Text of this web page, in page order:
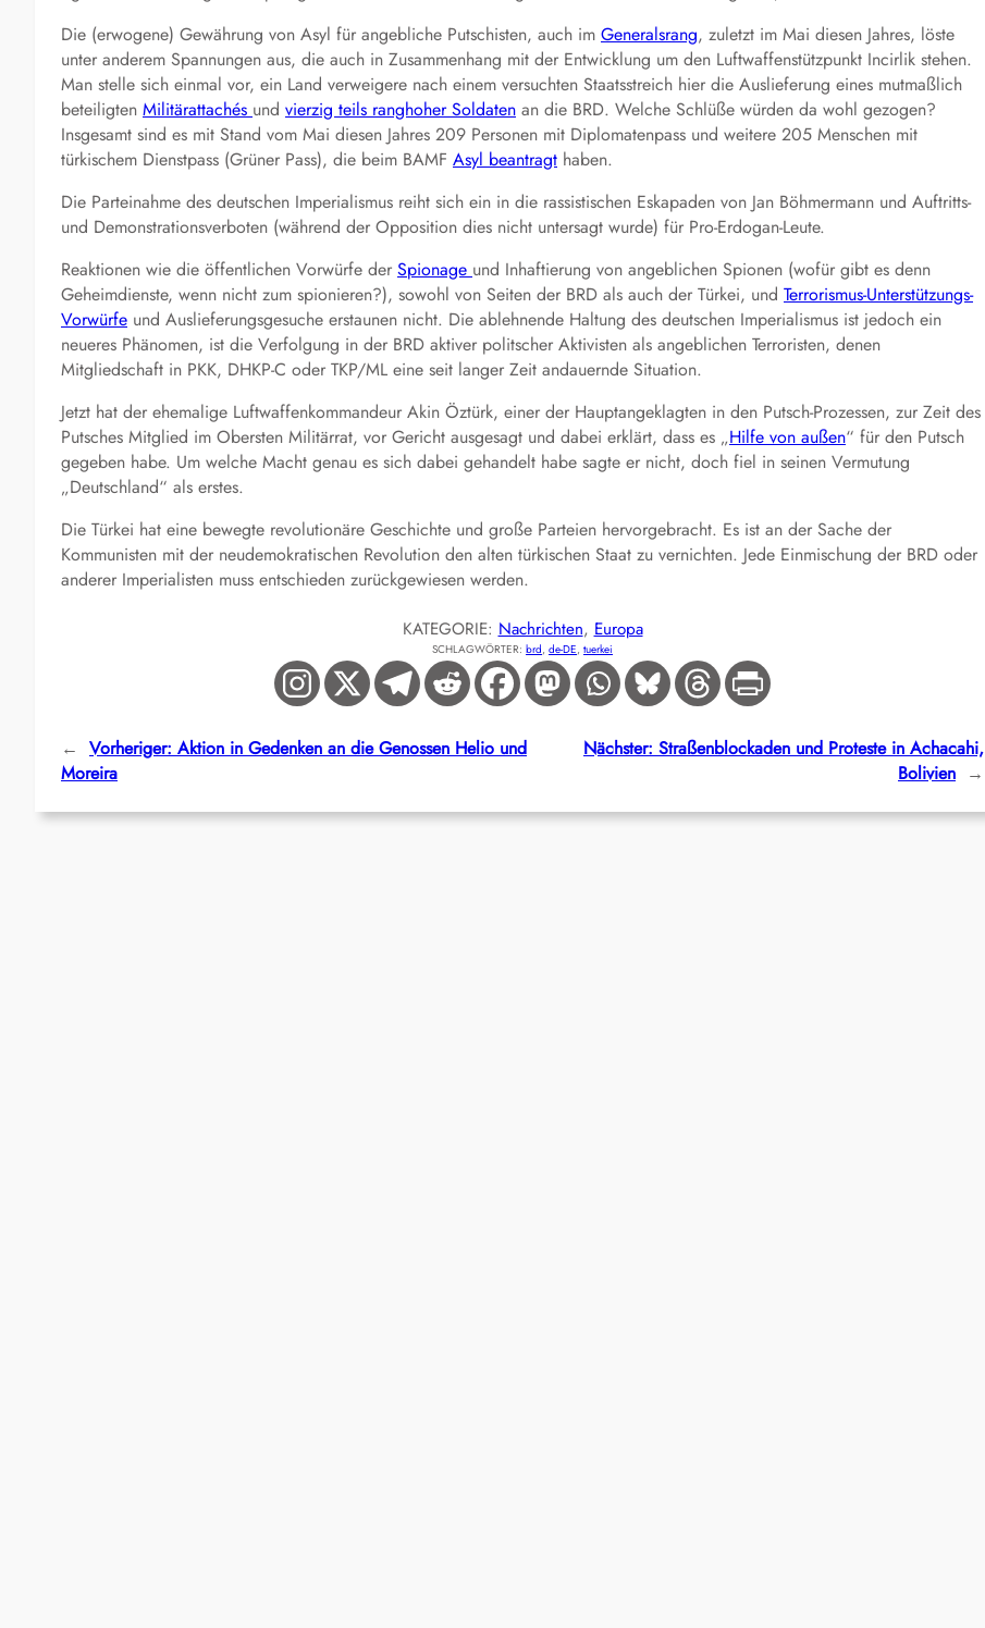
Die (erwogene) Gewährung von Asyl für angebliche Putschisten, auch im Generalsrang, zuletzt im Mai diesen Jahres, löste
unter anderem Spannungen aus, die auch in Zusammenhang mit der Entwicklung um den Luftwaffenstützpunkt Incirlik stehen.
Man stelle sich einmal vor, ein Land verweigere nach einem versuchten Staatsstreich hier die Auslieferung eines mutmaßlich
beteiligten Militärattachés und vierzig teils ranghoher Soldaten an die BRD. Welche Schlüße würden da wohl gezogen?
Insgesamt sind es mit Stand vom Mai diesen Jahres 209 Personen mit Diplomatenpass und weitere 205 Menschen mit
türkischem Dienstpass (Grüner Pass), die beim BAMF Asyl beantragt haben.
Die Parteinahme des deutschen Imperialismus reiht sich ein in die rassistischen Eskapaden von Jan Böhmermann und Auftritts-
und Demonstrationsverboten (während der Opposition dies nicht untersagt wurde) für Pro-Erdogan-Leute.
Reaktionen wie die öffentlichen Vorwürfe der Spionage und Inhaftierung von angeblichen Spionen (wofür gibt es denn
Geheimdienste, wenn nicht zum spionieren?), sowohl von Seiten der BRD als auch der Türkei, und Terrorismus-Unterstützungs-
Vorwürfe und Auslieferungsgesuche erstaunen nicht. Die ablehnende Haltung des deutschen Imperialismus ist jedoch ein
neueres Phänomen, ist die Verfolgung in der BRD aktiver politscher Aktivisten als angeblichen Terroristen, denen
Mitgliedschaft in PKK, DHKP-C oder TKP/ML eine seit langer Zeit andauernde Situation.
Jetzt hat der ehemalige Luftwaffenkommandeur Akin Öztürk, einer der Hauptangeklagten in den Putsch-Prozessen, zur Zeit des
Putsches Mitglied im Obersten Militärrat, vor Gericht ausgesagt und dabei erklärt, dass es „Hilfe von außen“ für den Putsch
gegeben habe. Um welche Macht genau es sich dabei gehandelt habe sagte er nicht, doch fiel in seinen Vermutung
„Deutschland“ als erstes.
Die Türkei hat eine bewegte revolutionäre Geschichte und große Parteien hervorgebracht. Es ist an der Sache der
Kommunisten mit der neudemokratischen Revolution den alten türkischen Staat zu vernichten. Jede Einmischung der BRD oder
anderer Imperialisten muss entschieden zurückgewiesen werden.
KATEGORIE: Nachrichten, Europa
SCHLAGWÖRTER: brd, de-DE, tuerkei
← Vorheriger: Aktion in Gedenken an die Genossen Helio und
Moreira
Nächster: Straßenblockaden und Proteste in Achacahi,
Bolivien →